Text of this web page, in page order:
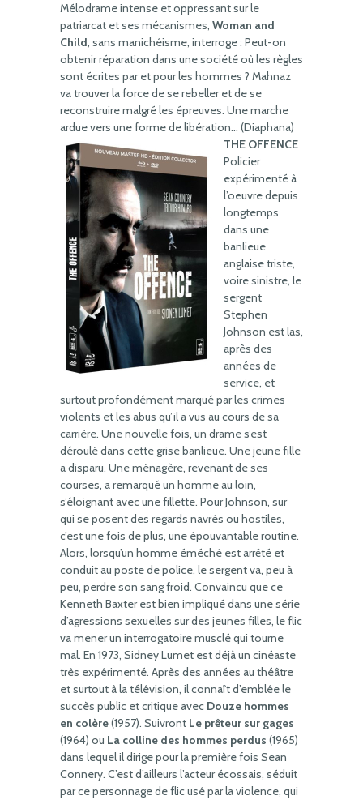
Mélodrame intense et oppressant sur le
patriarcat et ses mécanismes, Woman and
Child, sans manichéisme, interroge : Peut-on
obtenir réparation dans une société où les règles
sont écrites par et pour les hommes ? Mahnaz
va trouver la force de se rebeller et de se
reconstruire malgré les épreuves. Une marche
ardue vers une forme de libération… (Diaphana)
THE OFFENCE
Policier
expérimenté à
l’oeuvre depuis
longtemps
dans une
banlieue
anglaise triste,
voire sinistre, le
sergent
Stephen
Johnson est las,
après des
années de
service, et
surtout profondément marqué par les crimes
violents et les abus qu’il a vus au cours de sa
carrière. Une nouvelle fois, un drame s’est
déroulé dans cette grise banlieue. Une jeune fille
a disparu. Une ménagère, revenant de ses
courses, a remarqué un homme au loin,
s’éloignant avec une fillette. Pour Johnson, sur
qui se posent des regards navrés ou hostiles,
c’est une fois de plus, une épouvantable routine.
Alors, lorsqu’un homme éméché est arrêté et
conduit au poste de police, le sergent va, peu à
peu, perdre son sang froid. Convaincu que ce
Kenneth Baxter est bien impliqué dans une série
d’agressions sexuelles sur des jeunes filles, le flic
va mener un interrogatoire musclé qui tourne
mal. En 1973, Sidney Lumet est déjà un cinéaste
très expérimenté. Après des années au théâtre
et surtout à la télévision, il connaît d’emblée le
succès public et critique avec Douze hommes
en colère(1957). Suivront Le prêteur sur gages
(1964) ou La colline des hommes perdus (1965)
dans lequel il dirige pour la première fois Sean
Connery. C’est d’ailleurs l’acteur écossais, séduit
par ce personnage de flic usé par la violence, qui